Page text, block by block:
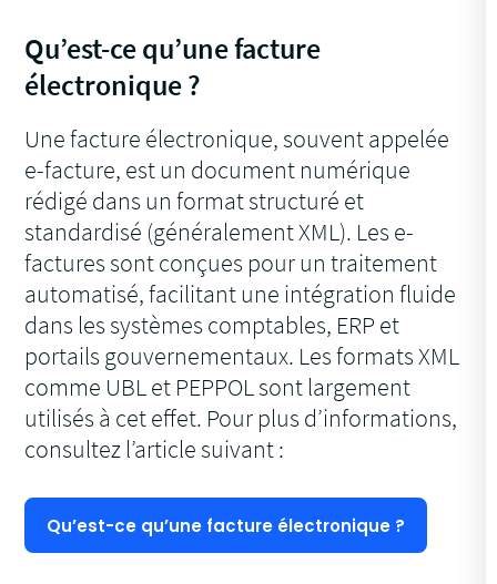
Qu’est-ce qu’une facture
électronique ?
Une facture électronique, souvent appelée
e-facture, est un document numérique
rédigé dans un format structuré et
standardisé (généralement XML). Les e-
factures sont conçues pour un traitement
automatisé, facilitant une intégration fluide
dans les systèmes comptables, ERP et
portails gouvernementaux. Les formats XML
comme UBL et PEPPOL sont largement
utilisés à cet effet. Pour plus d’informations,
consultez l’article suivant :
Qu’est-ce qu’une facture électronique ?